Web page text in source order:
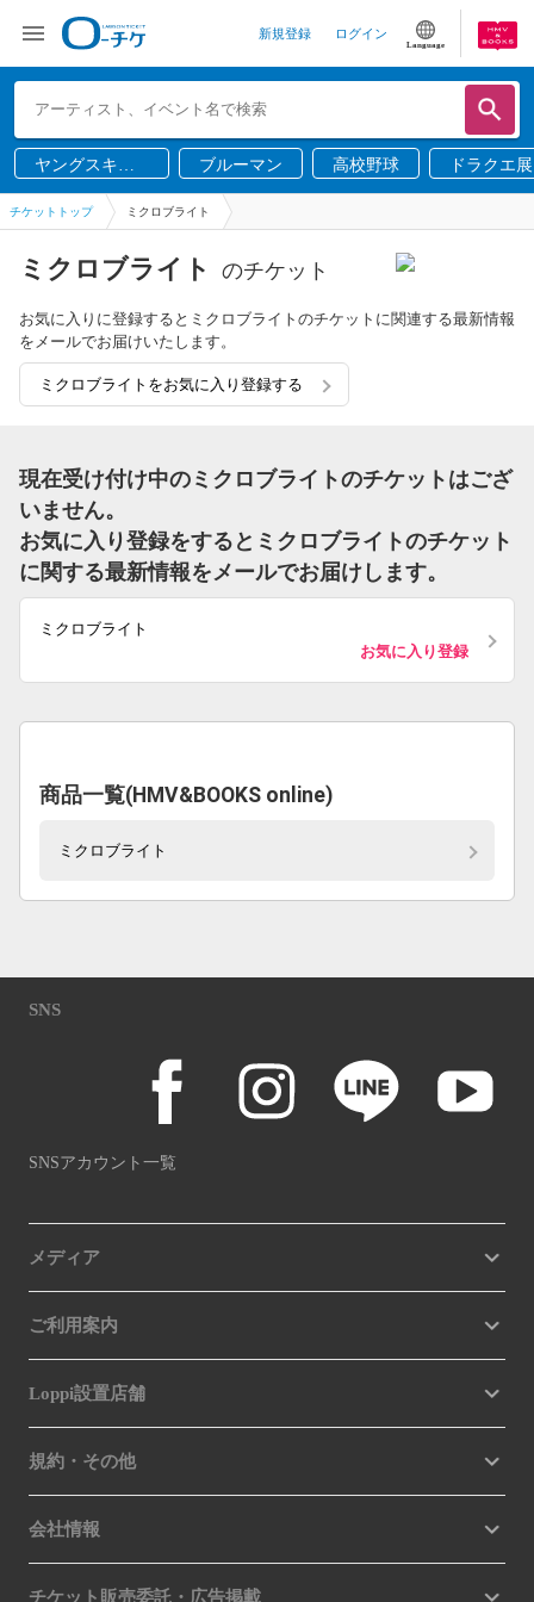
新規登録 ログイン
Language
ヤングスキニ
ー
ブルーマン 高校野球 ドラクエ展
チケットトップ ミクロブライト
ミクロブライト のチケット
お気に入りに登録するとミクロブライトのチケットに関連する最新情報
をメールでお届けいたします。
ミクロブライトをお気に入り登録する
現在受け付け中のミクロブライトのチケットはござ
いません。
お気に入り登録をするとミクロブライトのチケット
に関する最新情報をメールでお届けします。
ミクロブライト
お気に入り登録
商品一覧(HMV&BOOKS online)
ミクロブライト
SNS
SNSアカウント一覧
メディア
ご利用案内
Loppi設置店舗
規約・その他
会社情報
チケット販売委託・広告掲載